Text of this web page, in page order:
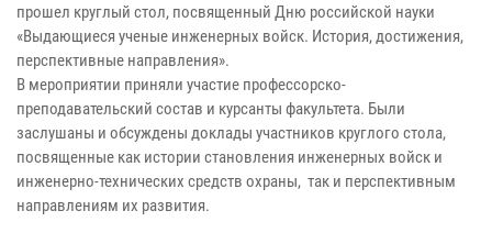
прошел круглый стол, посвященный Дню российской науки
«Выдающиеся ученые инженерных войск. История, достижения,
перспективные направления».
В мероприятии приняли участие профессорско-
преподавательский состав и курсанты факультета. Были
заслушаны и обсуждены доклады участников круглого стола,
посвященные как истории становления инженерных войск и
инженерно-технических средств охраны, так и перспективным
направлениям их развития.